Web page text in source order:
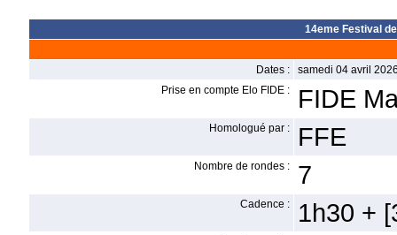
14eme Festival
Dates :
samedi 04 avril
Prise en compte Elo FIDE :
FIDE
Homologué par : FFE
Nombre de rondes : 7
Cadence : 1h30 +